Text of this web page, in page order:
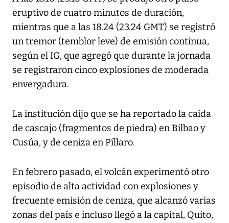
eruptivo de cuatro minutos de duración,
mientras que a las 18.24 (23.24 GMT) se registró
un tremor (temblor leve) de emisión continua,
según el IG, que agregó que durante la jornada
se registraron cinco explosiones de moderada
envergadura.
La institución dijo que se ha reportado la caída
de cascajo (fragmentos de piedra) en Bilbao y
Cusúa, y de ceniza en Píllaro.
En febrero pasado, el volcán experimentó otro
episodio de alta actividad con explosiones y
frecuente emisión de ceniza, que alcanzó varias
zonas del país e incluso llegó a la capital, Quito,